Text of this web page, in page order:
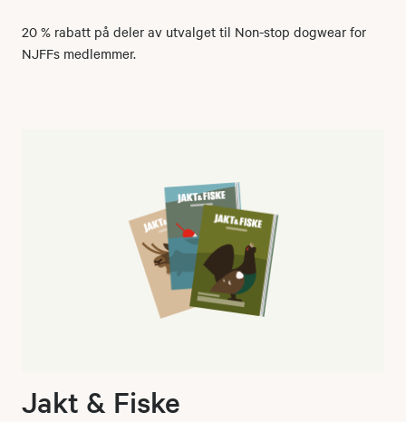
20 % rabatt på deler av utvalget til Non-stop dogwear for
NJFFs medlemmer.
Jakt & Fiske